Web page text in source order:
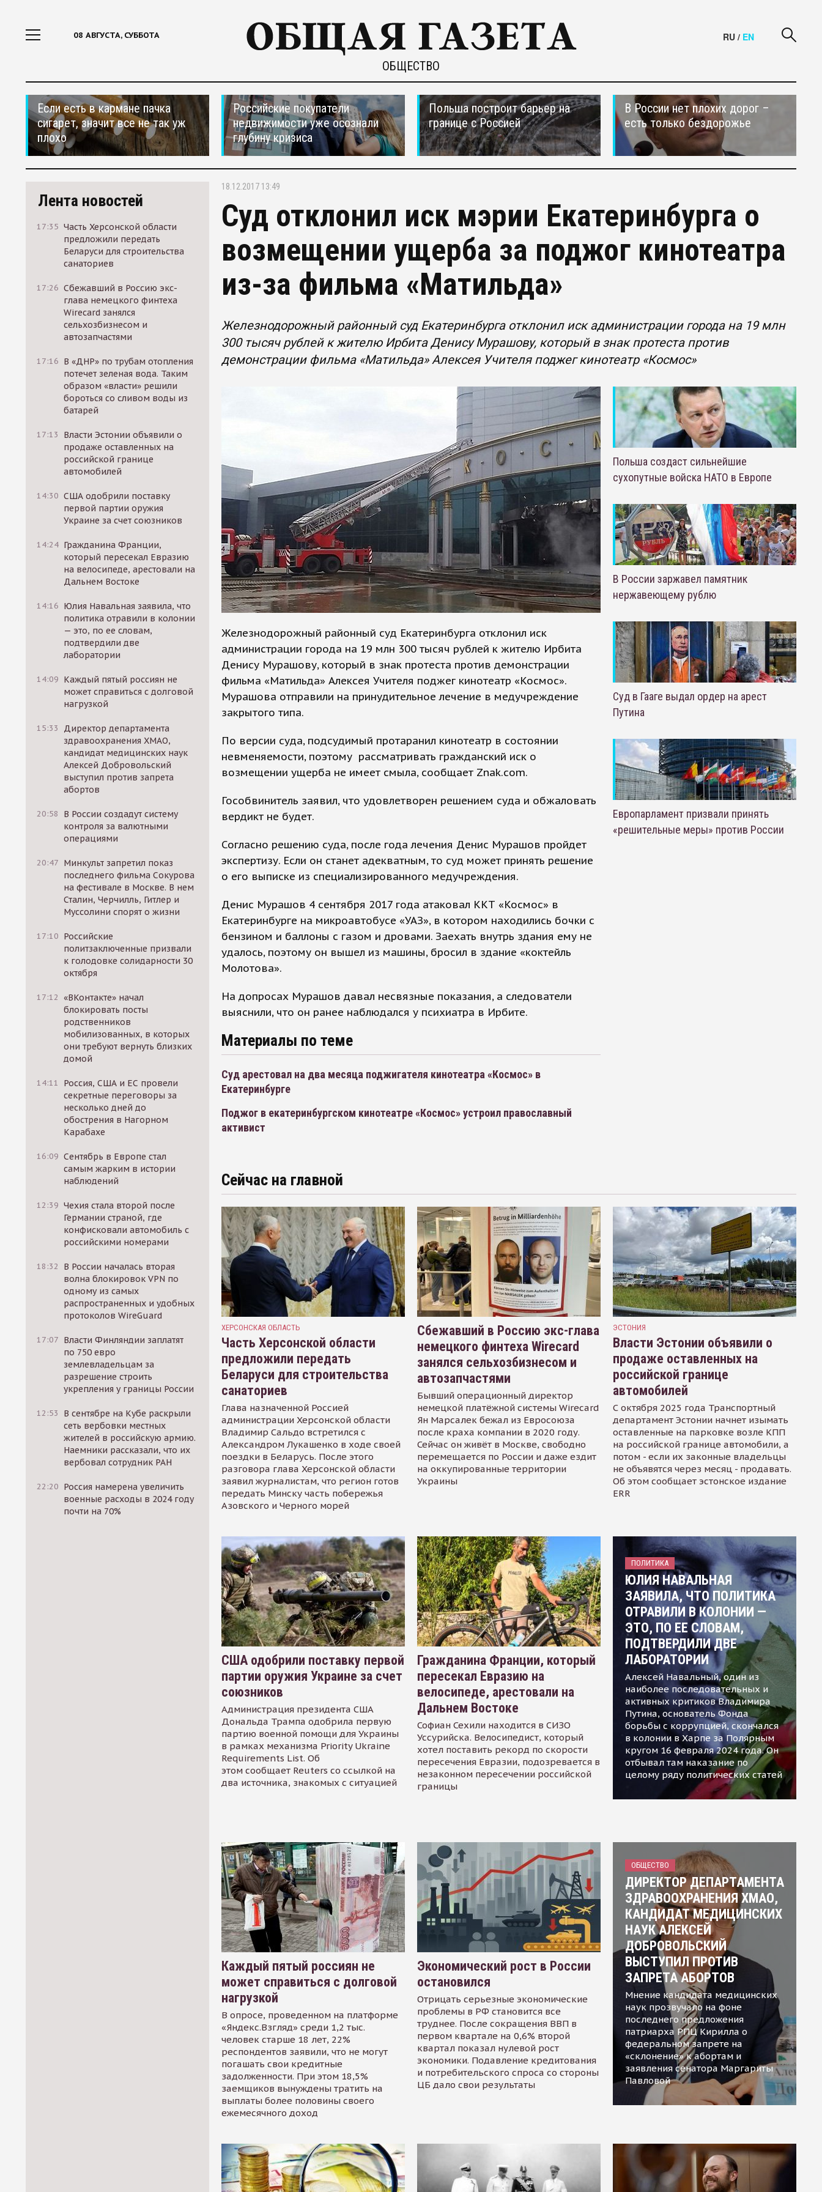
08 АВГУСТА, СУББОТА
ОБЩЕСТВО
RU / EN
Если есть в кармане пачка
сигарет, значит все не так уж
плохо
Российские покупатели
недвижимости уже осознали
глубину кризиса
Польша построит барьер на
границе с Россией
В России нет плохих дорог –
есть только бездорожье
Лента новостей
17:35 Часть Херсонской области
предложили передать
Беларуси для строительства
санаториев
17:26 Сбежавший в Россию экс-
глава немецкого финтеха
Wirecard занялся
сельхозбизнесом и
автозапчастями
17:16 В «ДНР» по трубам отопления
потечет зеленая вода. Таким
образом «власти» решили
бороться со сливом воды из
батарей
17:13
Власти Эстонии объявили о
продаже оставленных на
российской границе
автомобилей
14:30 США одобрили поставку
первой партии оружия
Украине за счет союзников
14:24 Гражданина Франции,
который пересекал Евразию
на велосипеде, арестовали на
Дальнем Востоке
14:16 Юлия Навальная заявила, что
политика отравили в колонии
— это, по ее словам,
подтвердили две
лаборатории
14:09 Каждый пятый россиян не
может справиться с долговой
нагрузкой
15:33
Директор департамента
здравоохранения ХМАО,
кандидат медицинских наук
Алексей Добровольский
выступил против запрета
абортов
20:58
В России создадут систему
контроля за валютными
операциями
20:47 Минкульт запретил показ
последнего фильма Сокурова
на фестивале в Москве. В нем
Сталин, Черчилль, Гитлер и
Муссолини спорят о жизни
17:10 Российские
политзаключенные призвали
к голодовке солидарности 30
октября
17:12 «ВКонтакте» начал
блокировать посты
родственников
мобилизованных, в которых
они требуют вернуть близких
домой
14:11
Россия, США и ЕС провели
секретные переговоры за
несколько дней до
обострения в Нагорном
Карабахе
16:09 Сентябрь в Европе стал
самым жарким в истории
наблюдений
12:39 Чехия стала второй после
Германии страной, где
конфисковали автомобиль с
российскими номерами
18:32
В России началась вторая
волна блокировок VPN по
одному из самых
распространенных и удобных
протоколов WireGuard
17:07 Власти Финляндии заплатят
по 750 евро
землевладельцам за
разрешение строить
укрепления у границы России
12:53
В сентябре на Кубе раскрыли
сеть вербовки местных
жителей в российскую армию.
Наемники рассказали, что их
вербовал сотрудник РАН
22:20 Россия намерена увеличить
военные расходы в 2024 году
почти на 70%
18.12.2017 13:49
Суд отклонил иск мэрии Екатеринбурга о
возмещении ущерба за поджог кинотеатра
из-за фильма «Матильда»
Железнодорожный районный суд Екатеринбурга отклонил иск администрации города на 19 млн
300 тысяч рублей к жителю Ирбита Денису Мурашову, который в знак протеста против
демонстрации фильма «Матильда» Алексея Учителя поджег кинотеатр «Космос»
Железнодорожный районный суд Екатеринбурга отклонил иск
администрации города на 19 млн 300 тысяч рублей к жителю Ирбита
Денису Мурашову, который в знак протеста против демонстрации
фильма «Матильда» Алексея Учителя поджег кинотеатр «Космос».
Мурашова отправили на принудительное лечение в медучреждение
закрытого типа.
По версии суда, подсудимый протаранил кинотеатр в состоянии
невменяемости, поэтому рассматривать гражданский иск о
возмещении ущерба не имеет смыла, сообщает Znak.com.
Гособвинитель заявил, что удовлетворен решением суда и обжаловать
вердикт не будет.
Согласно решению суда, после года лечения Денис Мурашов пройдет
экспертизу. Если он станет адекватным, то суд может принять решение
о его выписке из специализированного медучреждения.
Денис Мурашов 4 сентября 2017 года атаковал ККТ «Космос» в
Екатеринбурге на микроавтобусе «УАЗ», в котором находились бочки с
бензином и баллоны с газом и дровами. Заехать внутрь здания ему не
удалось, поэтому он вышел из машины, бросил в здание «коктейль
Молотова».
На допросах Мурашов давал несвязные показания, а следователи
выяснили, что он ранее наблюдался у психиатра в Ирбите.
Материалы по теме
Суд арестовал на два месяца поджигателя кинотеатра «Космос» в
Екатеринбурге
Поджог в екатеринбургском кинотеатре «Космос» устроил православный
активист
Польша создаст сильнейшие
сухопутные войска НАТО в Европе
В России заржавел памятник
нержавеющему рублю
Суд в Гааге выдал ордер на арест
Путина
Европарламент призвали принять
«решительные меры» против России
Сейчас на главной
ХЕРСОНСКАЯ ОБЛАСТЬ
Часть Херсонской области
предложили передать
Беларуси для строительства
санаториев
Глава назначенной Россией
администрации Херсонской области
Владимир Сальдо встретился с
Александром Лукашенко в ходе своей
поездки в Беларусь. После этого
разговора глава Херсонской области
заявил журналистам, что регион готов
передать Минску часть побережья
Азовского и Черного морей
Сбежавший в Россию экс-глава
немецкого финтеха Wirecard
занялся сельхозбизнесом и
автозапчастями
Бывший операционный директор
немецкой платёжной системы Wirecard
Ян Марсалек бежал из Евросоюза
после краха компании в 2020 году.
Сейчас он живёт в Москве, свободно
перемещается по России и даже ездит
на оккупированные территории
Украины
ЭСТОНИЯ
Власти Эстонии объявили о
продаже оставленных на
российской границе
автомобилей
С октября 2025 года Транспортный
департамент Эстонии начнет изымать
оставленные на парковке возле КПП
на российской границе автомобили, а
потом - если их законные владельцы
не объявятся через месяц - продавать.
Об этом сообщает эстонское издание
ERR
США одобрили поставку первой
партии оружия Украине за счет
союзников
Администрация президента США
Дональда Трампа одобрила первую
партию военной помощи для Украины
в рамках механизма Priority Ukraine
Requirements List. Об
этом сообщает Reuters со ссылкой на
два источника, знакомых с ситуацией
Гражданина Франции, который
пересекал Евразию на
велосипеде, арестовали на
Дальнем Востоке
Софиан Сехили находится в СИЗО
Уссурийска. Велосипедист, который
хотел поставить рекорд по скорости
пересечения Евразии, подозревается в
незаконном пересечении российской
границы
ПОЛИТИКА
ЮЛИЯ НАВАЛЬНАЯ
ЗАЯВИЛА, ЧТО ПОЛИТИКА
ОТРАВИЛИ В КОЛОНИИ —
ЭТО, ПО ЕЕ СЛОВАМ,
ПОДТВЕРДИЛИ ДВЕ
ЛАБОРАТОРИИ
Алексей Навальный, один из
наиболее последовательных и
активных критиков Владимира
Путина, основатель Фонда
борьбы с коррупцией, скончался
в колонии в Харпе за Полярным
кругом 16 февраля 2024 года. Он
отбывал там наказание по
целому ряду политических статей
Каждый пятый россиян не
может справиться с долговой
нагрузкой
В опросе, проведенном на платформе
«Яндекс.Взгляд» среди 1,2 тыс.
человек старше 18 лет, 22%
респондентов заявили, что не могут
погашать свои кредитные
задолженности. При этом 18,5%
заемщиков вынуждены тратить на
выплаты более половины своего
ежемесячного доход
Экономический рост в России
остановился
Отрицать серьезные экономические
проблемы в РФ становится все
труднее. После сокращения ВВП в
первом квартале на 0,6% второй
квартал показал нулевой рост
экономики. Подавление кредитования
и потребительского спроса со стороны
ЦБ дало свои результаты
ОБЩЕСТВО
ДИРЕКТОР ДЕПАРТАМЕНТА
ЗДРАВООХРАНЕНИЯ ХМАО,
КАНДИДАТ МЕДИЦИНСКИХ
НАУК АЛЕКСЕЙ
ДОБРОВОЛЬСКИЙ
ВЫСТУПИЛ ПРОТИВ
ЗАПРЕТА АБОРТОВ
Мнение кандидата медицинских
наук прозвучало на фоне
последнего предложения
патриарха РПЦ Кирилла о
федеральном запрете на
«склонение» к абортам и
заявления сенатора Маргариты
Павловой